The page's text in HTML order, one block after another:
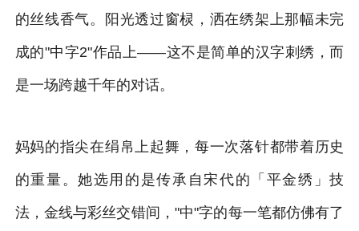
的丝线香气。阳光透过窗棂，洒在绣架上那幅未完
成的"中字2"作品上——这不是简单的汉字刺绣，而
是一场跨越千年的对话。
妈妈的指尖在绢帛上起舞，每一次落针都带着历史
的重量。她选用的是传承自宋代的「平金绣」技
法，金线与彩丝交错间，"中"字的每一笔都仿佛有了